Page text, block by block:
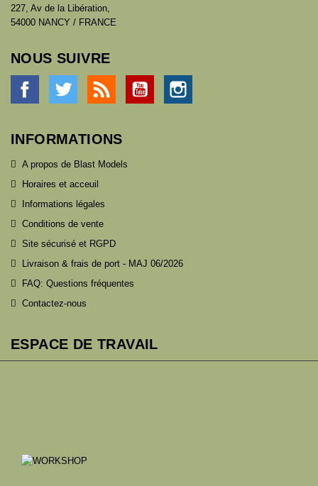
227, Av de la Libération,
54000 NANCY / FRANCE
NOUS SUIVRE
Facebook Twitter YouTube
INFORMATIONS
A propos de Blast Models
Horaires et acceuil
Informations légales
Conditions de vente
Site sécurisé et RGPD
Livraison & frais de port - MAJ 06/2026
FAQ: Questions fréquentes
Contactez-nous
ESPACE DE TRAVAIL